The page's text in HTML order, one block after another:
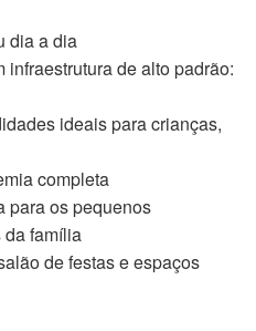
dia a dia
infraestrutura de alto padrão:
ideais para crianças,
completa
para os pequenos
da família
de festas e espaços